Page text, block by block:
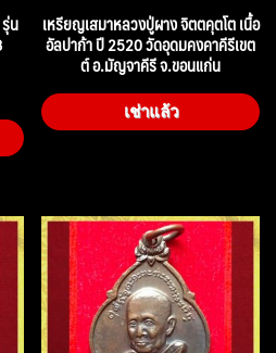
น เหรียญเสมาหลวงปู่ผาง จิตตคุตโต เนื้อ
อัลปาก้า ปี 2520 วัดอุดมคงคาคีรีเขต
ต์ อ.มัญจาคีรี จ.ขอนแก่น
เช่าแล้ว